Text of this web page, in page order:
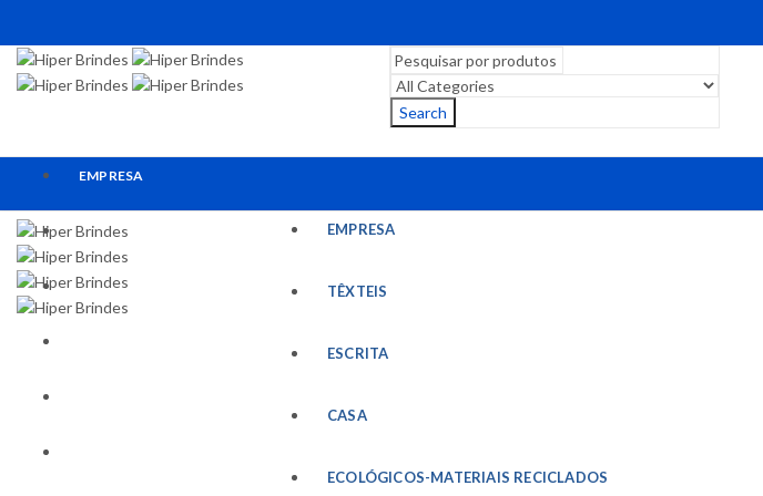
Search
EMPRESA
TÊXTEIS
ESCRITA
EMPRESA
TÊXTEIS
ESCRITA
CASA
ECOLÓGICOS-MATERIAIS RECICLADOS